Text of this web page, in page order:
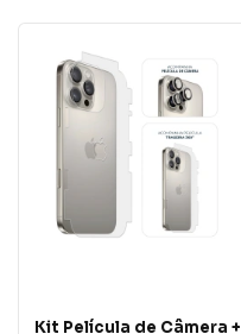
Kit Película de Câmera +